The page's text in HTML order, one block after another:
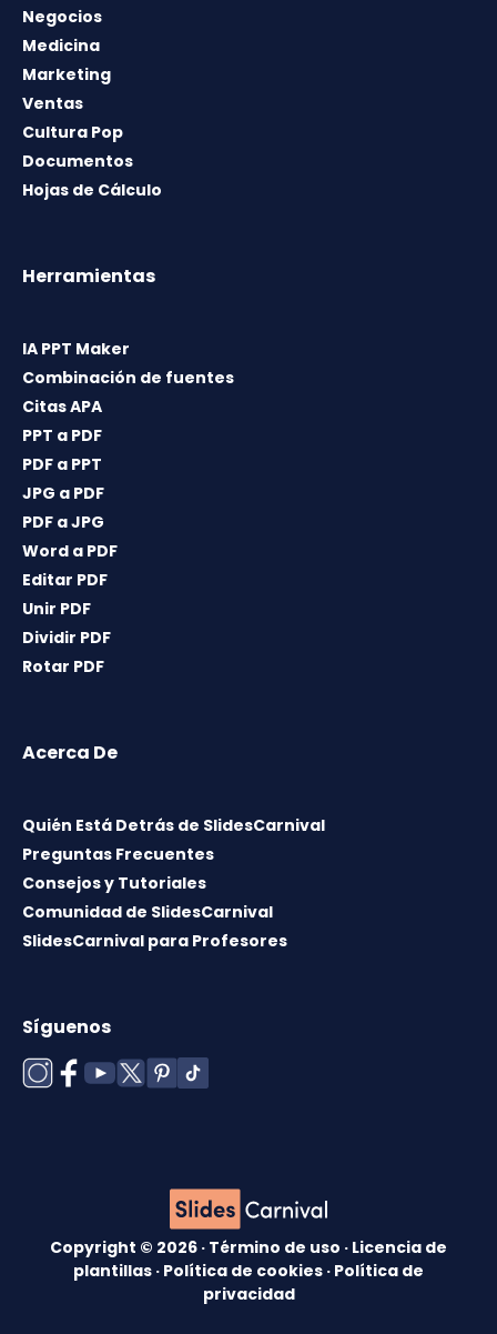
Negocios
Medicina
Marketing
Ventas
Cultura Pop
Documentos
Hojas de Cálculo
Herramientas
IA PPT Maker
Combinación de fuentes
Citas APA
PPT a PDF
PDF a PPT
JPG a PDF
PDF a JPG
Word a PDF
Editar PDF
Unir PDF
Dividir PDF
Rotar PDF
Acerca De
Quién Está Detrás de SlidesCarnival
Preguntas Frecuentes
Consejos y Tutoriales
Comunidad de SlidesCarnival
SlidesCarnival para Profesores
Síguenos
Copyright © 2026 · Término de uso · Licencia de
plantillas · Política de cookies · Política de
privacidad